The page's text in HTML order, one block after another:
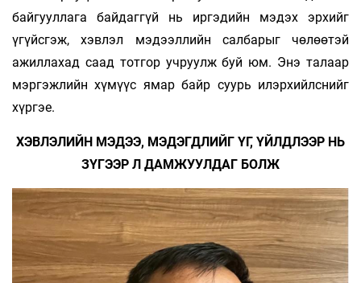
байгууллага байдаггүй нь иргэдийн мэдэх эрхийг
үгүйсгэж, хэвлэл мэдээллийн салбарыг чөлөөтэй
ажиллахад саад тотгор учруулж буй юм. Энэ талаар
мэргэжлийн хүмүүс ямар байр суурь илэрхийлснийг
хүргэе.
ХЭВЛЭЛИЙН МЭДЭЭ, МЭДЭГДЛИЙГ ҮГ, ҮЙЛДЛЭЭР НЬ
ЗҮГЭЭР Л ДАМЖУУЛДАГ БОЛЖ